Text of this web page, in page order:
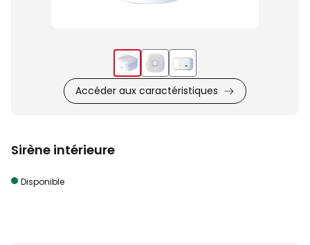
Accéder aux caractéristiques
Sirène intérieure
Disponible